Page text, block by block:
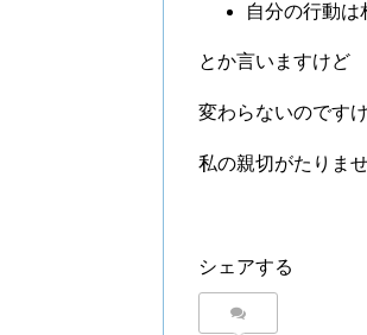
自分の行動は
とか言いますけど
変わらないのです
私の親切がたりま
シェアする